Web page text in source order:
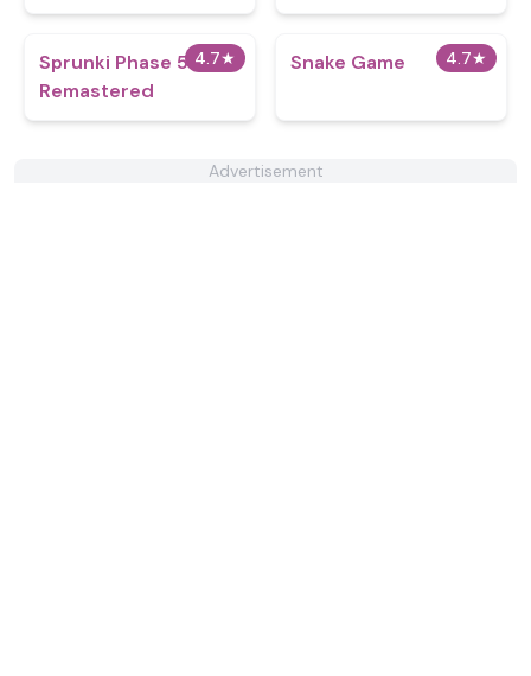
4.7★
Sprunki Phase 5
Remastered
4.7★
Snake Game
Advertisement